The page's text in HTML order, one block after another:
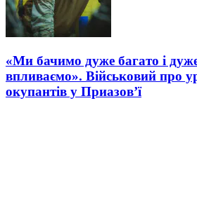
«Ми бачимо дуже багато і
впливаємо». Військовий про
окупантів у Приазов’ї